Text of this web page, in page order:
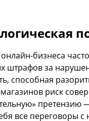
бизнеса
штрафов за
способная
риск
претензию
все переговоры